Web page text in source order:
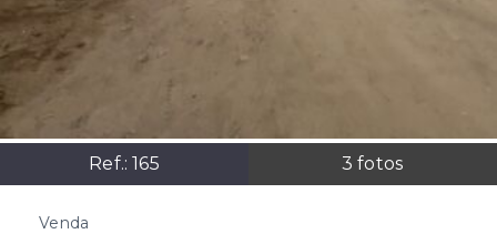
Ref.:165 3 fotos
Venda